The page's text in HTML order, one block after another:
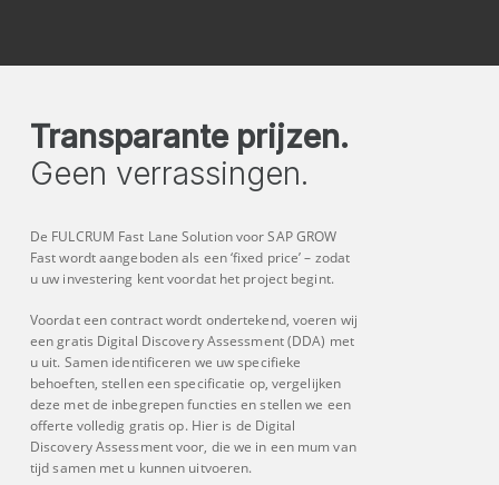
Transparante prijzen.
Geen verrassingen.
De FULCRUM Fast Lane Solution voor SAP GROW
Fast wordt aangeboden als een ‘fixed price’ – zodat
u uw investering kent voordat het project begint.
Voordat een contract wordt ondertekend, voeren wij
een gratis Digital Discovery Assessment (DDA) met
u uit. Samen identificeren we uw specifieke
behoeften, stellen een specificatie op, vergelijken
deze met de inbegrepen functies en stellen we een
offerte volledig gratis op. Hier is de Digital
Discovery Assessment voor, die we in een mum van
tijd samen met u kunnen uitvoeren.